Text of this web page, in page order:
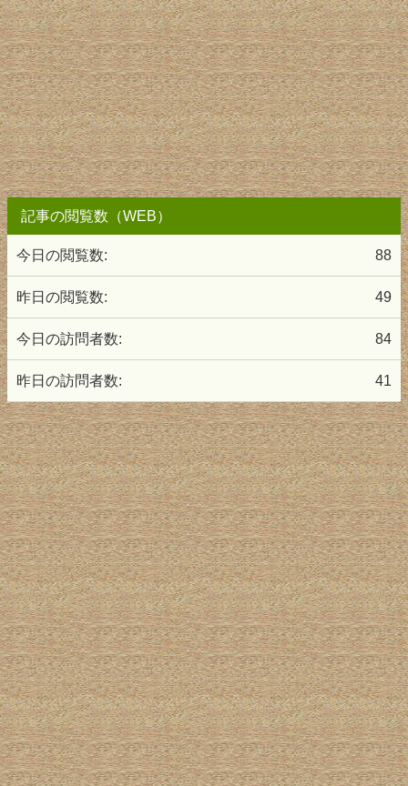
記事の閲覧数（WEB）
88
今日の閲覧数:
49
昨日の閲覧数:
84
今日の訪問者数:
41
昨日の訪問者数: